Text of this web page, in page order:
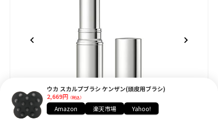
ウカ スカルプブラシ ケンザン(頭皮用ブラシ)
2,669円 （税込）
Amazon 楽天市場 Yahoo!